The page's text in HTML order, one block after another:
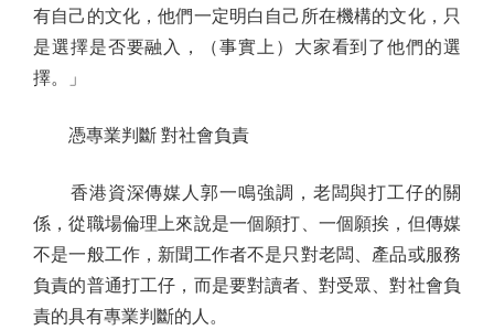
有自己的文化，他們一定明白自己所在機構的文化，只
是選擇是否要融入，（事實上）大家看到了他們的選
擇。」
憑專業判斷 對社會負責
香港資深傳媒人郭一鳴強調，老闆與打工仔的關
係，從職場倫理上來說是一個願打、一個願挨，但傳媒
不是一般工作，新聞工作者不是只對老闆、產品或服務
負責的普通打工仔，而是要對讀者、對受眾、對社會負
責的具有專業判斷的人。